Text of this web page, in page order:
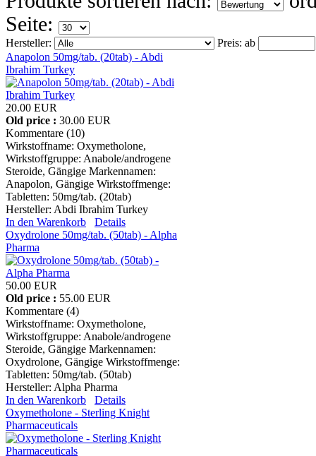
Seite:
Hersteller: Preis: ab
Anapolon 50mg/tab. (20tab) - Abdi
Ibrahim Turkey
20.00 EUR
Old price : 30.00 EUR
Kommentare (10)
Wirkstoffname: Oxymetholone,
Wirkstoffgruppe: Anabole/androgene
Steroide, Gängige Markennamen:
Anapolon, Gängige Wirkstoffmenge:
Tabletten: 50mg/tab. (20tab)
Hersteller: Abdi Ibrahim Turkey
In den Warenkorb
Details
Oxydrolone 50mg/tab. (50tab) - Alpha
Pharma
50.00 EUR
Old price : 55.00 EUR
Kommentare (4)
Wirkstoffname: Oxymetholone,
Wirkstoffgruppe: Anabole/androgene
Steroide, Gängige Markennamen:
Oxydrolone, Gängige Wirkstoffmenge:
Tabletten: 50mg/tab. (50tab)
Hersteller: Alpha Pharma
In den Warenkorb
Details
Oxymetholone - Sterling Knight
Pharmaceuticals